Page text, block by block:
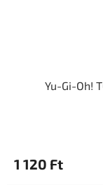
Yu-Gi-Oh!
1 120 Ft